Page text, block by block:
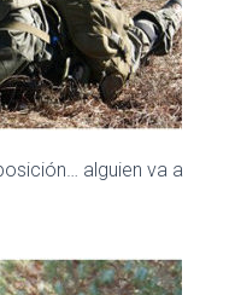
alguien va a